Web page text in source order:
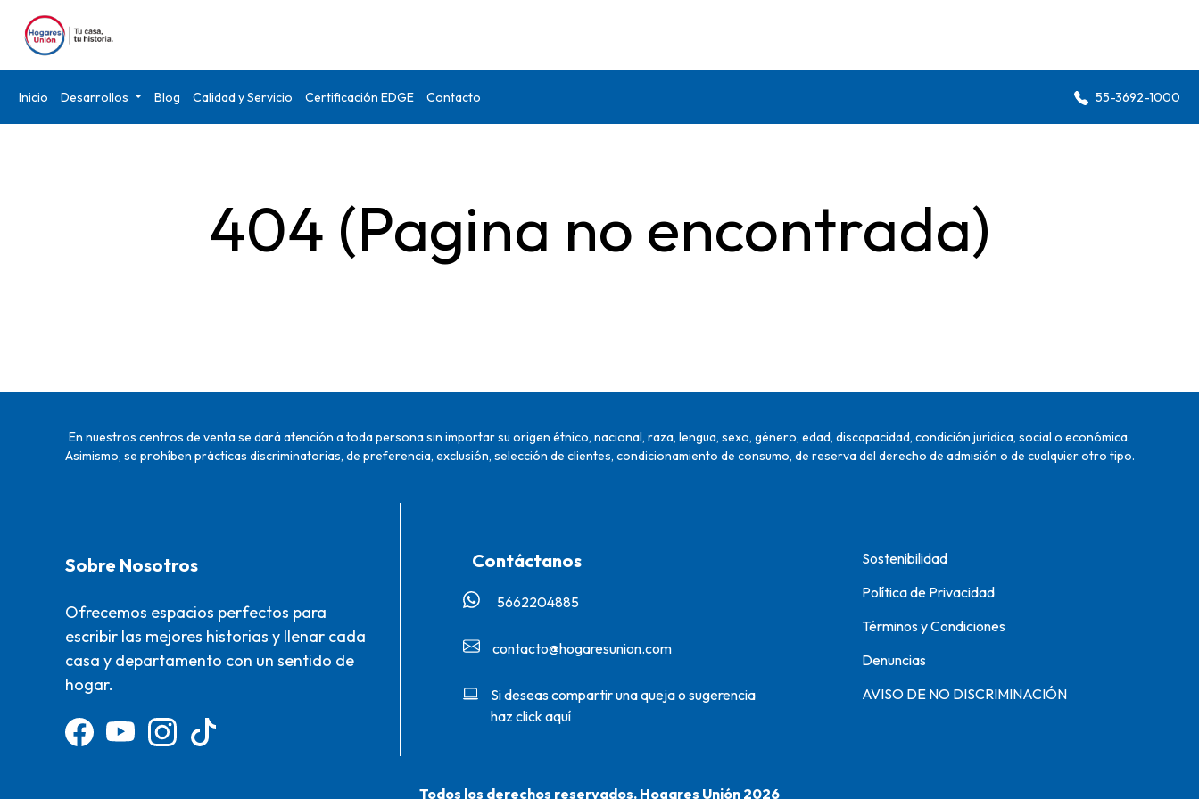
Inicio Desarrollos Blog Calidad y Servicio Certificación EDGE Contacto 55-3692-1000
404 (Pagina no encontrada)
En nuestros centros de venta se dará atención a toda persona sin importar su origen étnico, nacional, raza, lengua, sexo, género, edad, discapacidad, condición jurídica, social o económica.
Asimismo, se prohíben prácticas discriminatorias, de preferencia, exclusión, selección de clientes, condicionamiento de consumo, de reserva del derecho de admisión o de cualquier otro tipo.
Sobre Nosotros
Ofrecemos espacios perfectos para
escribir las mejores historias y llenar cada
casa y departamento con un sentido de
hogar.
Contáctanos
5662204885‬
contacto@hogaresunion.com
Si deseas compartir una queja o sugerencia
haz click aquí
Sostenibilidad
Política de Privacidad
Términos y Condiciones
Denuncias
AVISO DE NO DISCRIMINACIÓN
Todos los derechos reservados. Hogares Unión 2026